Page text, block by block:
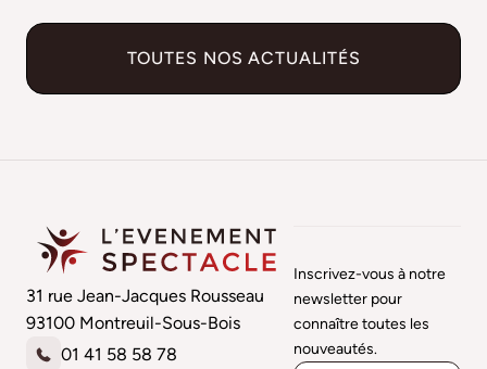
TOUTES NOS ACTUALITÉS
31 rue Jean-Jacques Rousseau
93100 Montreuil-Sous-Bois
01 41 58 58 78
Inscrivez-vous à notre
newsletter pour
connaître toutes les
nouveautés.